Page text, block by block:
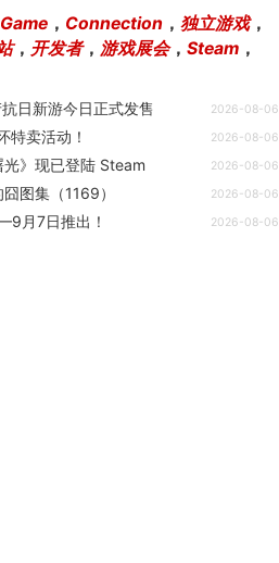
Game ， Connection ， 独立游戏，
， 开发者， 游戏展会， Steam ，
日新游今日正式发售 2026-08-06
特卖活动！ 2026-08-06
光》现已登陆 Steam 2026-08-06
图集（1169） 2026-08-06
月7日推出！ 2026-08-06